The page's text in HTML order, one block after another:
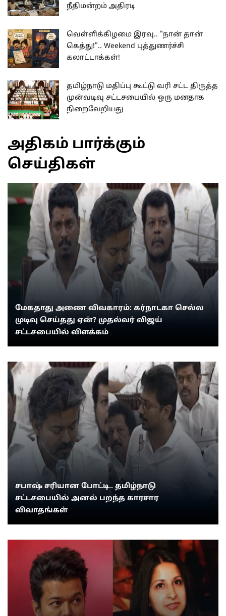
நீதிமன்றம் அதிரடி
வெள்ளிக்கிழமை இரவு.. "நான் தான்
கெத்து!".. Weekend புத்துணர்ச்சி
கலாட்டாக்கள்!
தமிழ்நாடு மதிப்பு கூட்டு வரி சட்ட திருத்த
முன்வடிவு சட்டசபையில் ஒரு மனதாக
நிறைவேறியது
அதிகம் பார்க்கும்
செய்திகள்
மேகதாது அணை விவகாரம்: கர்நாடகா செல்ல
முடிவு செய்தது ஏன்? முதல்வர் விஜய்
சட்டசபையில் விளக்கம்
சபாஷ் சரியான போட்டி.. தமிழ்நாடு
சட்டசபையில் அனல் பறந்த காரசார
விவாதங்கள்